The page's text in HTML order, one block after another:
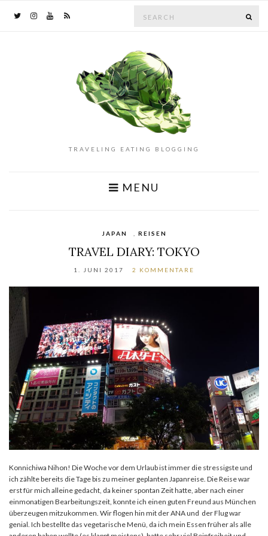
for:
TRAVELING EATING BLOGGING
MENU
JAPAN REISEN
TRAVEL DIARY: TOKYO
1. JUNI 2017 2 KOMMENTARE
Konnichiwa Nihon! Die Woche vor dem Urlaub ist immer die stressigste und
ich zählte bereits die Tage bis zu meiner geplanten Japanreise. Die Reise war
erst für mich alleine gedacht, da keiner spontan Zeit hatte, aber nach einer
einmonatigen Bearbeitungszeit, konnte ich einen guten Freund aus München
überzeugen mitzukommen. Wir flogen hin mit der ANA und der Flug war
genial. Ich bestellte das vegetarische Menü, da ich mein Essen früher als alle